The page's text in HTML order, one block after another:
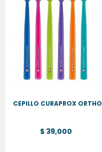
CEPILLO CURAPROX ORTHO
$ 39,000